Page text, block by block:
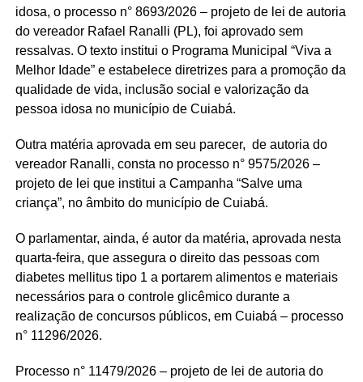
idosa, o processo n° 8693/2026 – projeto de lei de autoria
do vereador Rafael Ranalli (PL), foi aprovado sem
ressalvas. O texto institui o Programa Municipal “Viva a
Melhor Idade” e estabelece diretrizes para a promoção da
qualidade de vida, inclusão social e valorização da
pessoa idosa no município de Cuiabá.
Outra matéria aprovada em seu parecer, de autoria do
vereador Ranalli, consta no processo n° 9575/2026 –
projeto de lei que institui a Campanha “Salve uma
criança”, no âmbito do município de Cuiabá.
O parlamentar, ainda, é autor da matéria, aprovada nesta
quarta-feira, que assegura o direito das pessoas com
diabetes mellitus tipo 1 a portarem alimentos e materiais
necessários para o controle glicêmico durante a
realização de concursos públicos, em Cuiabá – processo
n° 11296/2026.
Processo n° 11479/2026 – projeto de lei de autoria do